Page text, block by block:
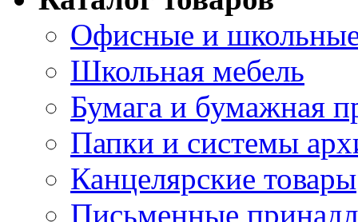
Офисные и
Школьная мебель
Бумага и бумажная
Папки и системы
Канцелярские товары
Письменные